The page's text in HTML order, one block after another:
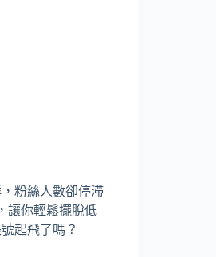
粉絲人數卻停滯
讓你輕鬆擺脫低
起飛了嗎？